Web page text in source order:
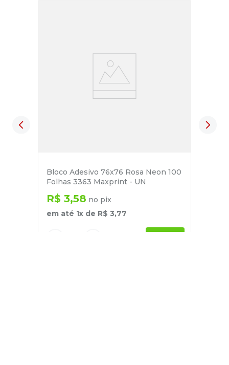
Bloco Adesivo 76x76 Rosa Neon 100
Folhas 3363 Maxprint - UN
R$ 3,58 no pix
em até 1x de R$ 3,77